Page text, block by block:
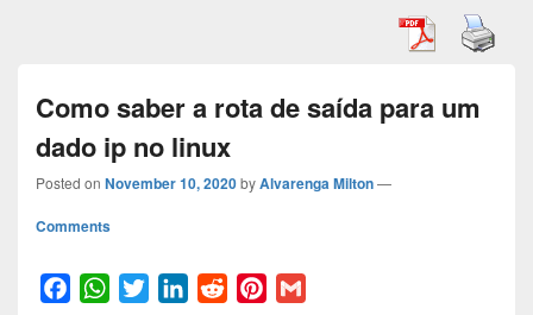
Como saber a rota de saída para um
dado ip no linux
Posted on November 10, 2020byAlvarenga Milton—
Comments
W
R